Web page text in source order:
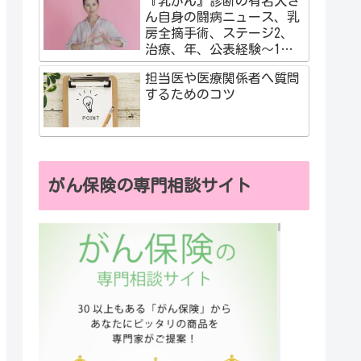
ん自身の闘病ニュース、乳
房全摘手術、ステージ2、
治療、年、公表経験～1度
だけの人生、自分の気づき
担当医や医療関係者へ質問
するためのコツ
がん保険の専門相談サイト